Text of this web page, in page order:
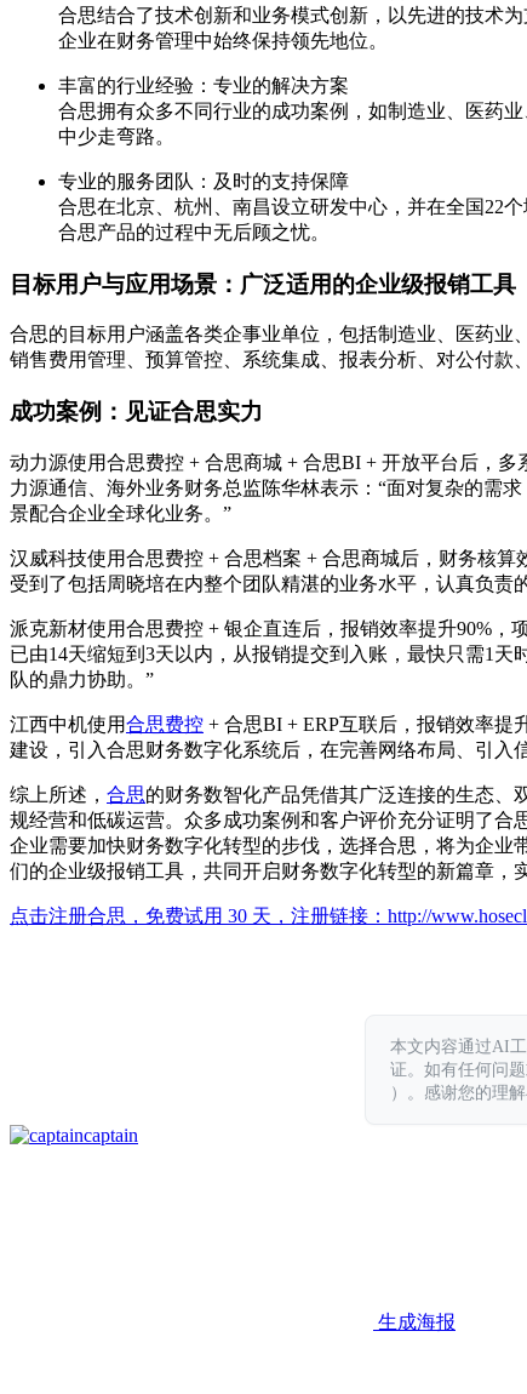
合思结合了技术创新和业务模式创新，以先进的技术
企业在财务管理中始终保持领先地位。
丰富的行业经验：专业的解决方案
合思拥有众多不同行业的成功案例，如制造业、医药
中少走弯路。
专业的服务团队：及时的支持保障
合思在北京、杭州、南昌设立研发中心，并在全国22
合思产品的过程中无后顾之忧。
目标用户与应用场景：广泛适用的企业级报销工具
合思的目标用户涵盖各类企事业单位，包括制造业、医药业
销售费用管理、预算管控、系统集成、报表分析、对公付款
成功案例：见证合思实力
动力源使用合思费控 + 合思商城 + 合思BI + 开放平台后，
力源通信、海外业务财务总监陈华林表示：“面对复杂的需
景配合企业全球化业务。”
汉威科技使用合思费控 + 合思档案 + 合思商城后，财务核
受到了包括周晓培在内整个团队精湛的业务水平，认真负
派克新材使用合思费控 + 银企直连后，报销效率提升90%
已由14天缩短到3天以内，从报销提交到入账，最快只需1
队的鼎力协助。”
江西中机使用合思费控 + 合思BI + ERP互联后，报销效率提
建设，引入合思财务数字化系统后，在完善网络布局、引
综上所述， 合思的财务数智化产品凭借其广泛连接的生态、
规经营和低碳运营。众多成功案例和客户评价充分证明了合
企业需要加快财务数字化转型的步伐，选择合思，将为企业
们的企业级报销工具，共同开启财务数字化转型的新篇章，
点击注册合思，免费试用 30 天，注册链接： http://
本文内容通过AI
证。如有任何问
）。感谢您的理解
captain
生成海报